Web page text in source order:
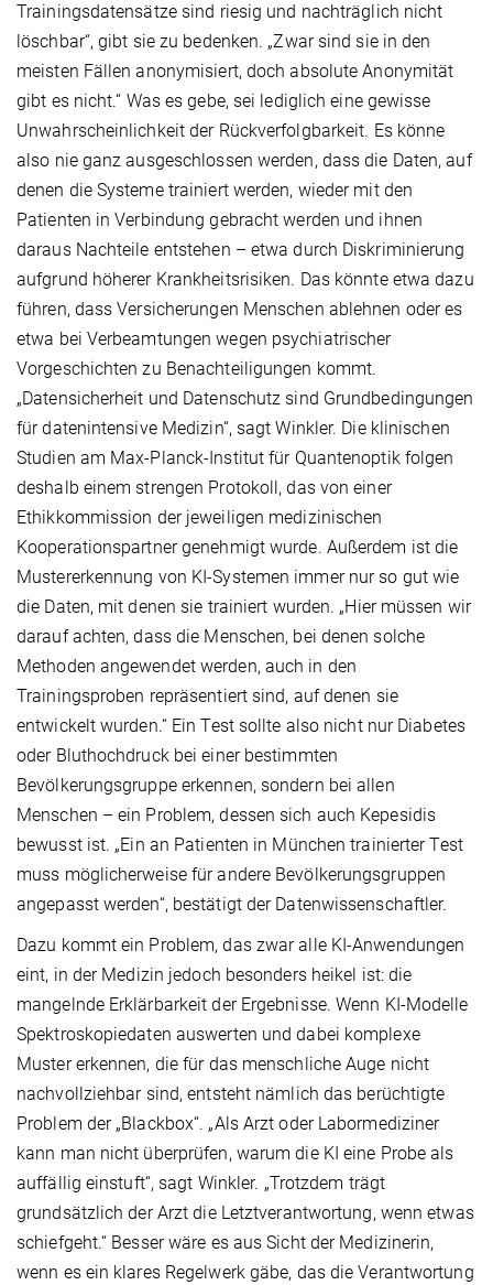
Trainingsdatensätze sind riesig und nachträglich nicht
löschbar“, gibt sie zu bedenken. „Zwar sind sie in den
meisten Fällen anonymisiert, doch absolute Anonymität
gibt es nicht.“ Was es gebe, sei lediglich eine gewisse
Unwahrscheinlichkeit der Rückverfolgbarkeit. Es könne
also nie ganz ausgeschlossen werden, dass die Daten, auf
denen die Systeme trainiert werden, wieder mit den
Patienten in Verbindung gebracht werden und ihnen
daraus Nachteile entstehen – etwa durch Diskriminierung
aufgrund höherer Krankheitsrisiken. Das könnte etwa dazu
führen, dass Versicherungen Menschen ablehnen oder es
etwa bei Verbeamtungen wegen psychiatrischer
Vorgeschichten zu Benachteiligungen kommt.
„Datensicherheit und Datenschutz sind Grundbedingungen
für datenintensive Medizin“, sagt Winkler. Die klinischen
Studien am Max-Planck-Institut für Quantenoptik folgen
deshalb einem strengen Protokoll, das von einer
Ethikkommission der jeweiligen medizinischen
Kooperationspartner genehmigt wurde. Außerdem ist die
Mustererkennung von KI-Systemen immer nur so gut wie
die Daten, mit denen sie trainiert wurden. „Hier müssen wir
darauf achten, dass die Menschen, bei denen solche
Methoden angewendet werden, auch in den
Trainingsproben repräsentiert sind, auf denen sie
entwickelt wurden.“ Ein Test sollte also nicht nur Diabetes
oder Bluthochdruck bei einer bestimmten
Bevölkerungsgruppe erkennen, sondern bei allen
Menschen – ein Problem, dessen sich auch Kepesidis
bewusst ist. „Ein an Patienten in München trainierter Test
muss möglicherweise für andere Bevölkerungsgruppen
angepasst werden“, bestätigt der Datenwissenschaftler.
Dazu kommt ein Problem, das zwar alle KI-Anwendungen
eint, in der Medizin jedoch besonders heikel ist: die
mangelnde Erklärbarkeit der Ergebnisse. Wenn KI-Modelle
Spektroskopiedaten auswerten und dabei komplexe
Muster erkennen, die für das menschliche Auge nicht
nachvollziehbar sind, entsteht nämlich das berüchtigte
Problem der „Blackbox“. „Als Arzt oder Labormediziner
kann man nicht überprüfen, warum die KI eine Probe als
auffällig einstuft“, sagt Winkler. „Trotzdem trägt
grundsätzlich der Arzt die Letztverantwortung, wenn etwas
schiefgeht.“ Besser wäre es aus Sicht der Medizinerin,
wenn es ein klares Regelwerk gäbe, das die Verantwortung